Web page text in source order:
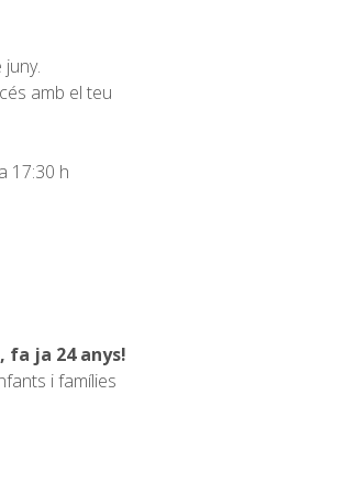
amb el teu
17:30 h
fa ja 24 anys!
i famílies